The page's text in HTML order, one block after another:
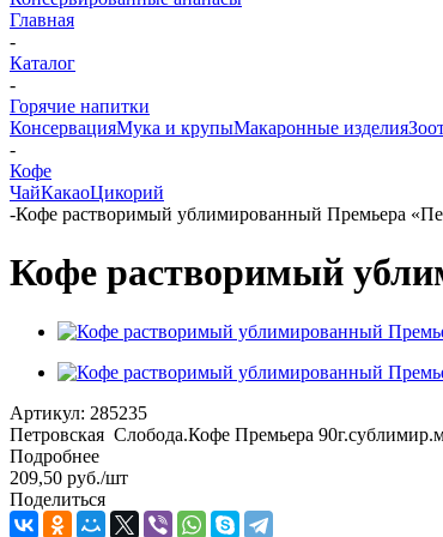
Главная
-
Каталог
-
Горячие напитки
КонсервацияМука и крупыМакаронные изделия
-
Кофе
ЧайКакаоЦикорий
-Кофе растворимый ублимированный Премьера
Кофе растворимый
Артикул: 285235
Петровская Слобода.Кофе Премьера
Подробнее
209,50 руб./шт
Поделиться